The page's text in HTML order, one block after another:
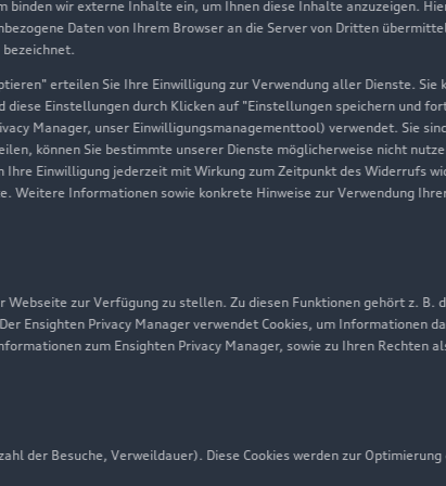
wir externe Inhalte ein, um Ihnen diese Inhalte anzuzeigen.
Daten von Ihrem Browser an die Server von Dritten
erteilen Sie Ihre Einwilligung zur Verwendung aller Dienste. Sie
Einstellungen durch Klicken auf "Einstellungen speichern und
Manager, unser Einwilligungsmanagementtool) verwendet. Sie
können Sie bestimmte unserer Dienste möglicherweise nicht
Einwilligung jederzeit mit Wirkung zum Zeitpunkt des Widerrufs
Informationen sowie konkrete Hinweise zur Verwendung
zur Verfügung zu stellen. Zu diesen Funktionen gehört z. B.
Ensighten Privacy Manager verwendet Cookies, um Informationen
zum Ensighten Privacy Manager, sowie zu Ihren Rechten
der Besuche, Verweildauer). Diese Cookies werden zur Optimierung